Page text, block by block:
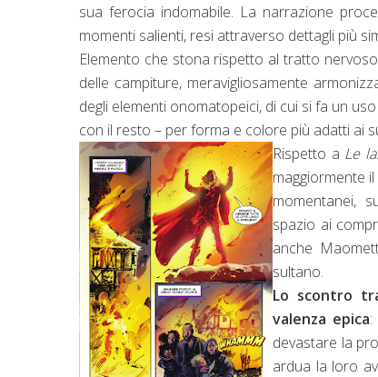
sua ferocia indomabile. La narrazione
momenti salienti, resi attraverso dettagli più
Elemento che stona rispetto al tratto
delle campiture, meravigliosamente
degli elementi onomatopeici, di cui si fa un
con il resto – per forma e colore più adatti ai
Rispetto a Le
maggiormente
momentanei,
spazio ai
anche
sultano.
Lo scontro
valenza epica
devastare la
ardua la loro